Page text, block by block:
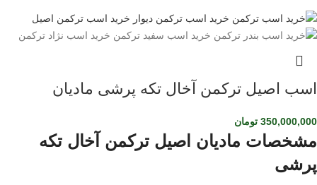
اسب اصیل ترکمن آخال تکه پرشی مادیان
350,000,000 تومان
مشخصات مادیان اصیل ترکمن آخال تکه
پرشی